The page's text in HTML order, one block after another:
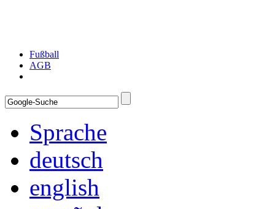
Fußball
AGB
Sprache
deutsch
english